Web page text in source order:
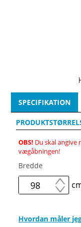
SPECIFIKATION
OBS! Du skal angive
vægåbningen!
Bredde
Hvordan måler